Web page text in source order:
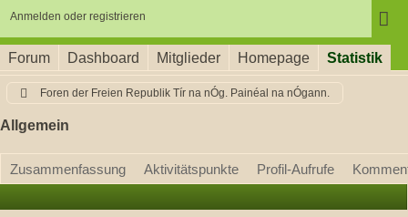
Anmelden oder registrieren
Forum Dashboard Mitglieder Homepage Statistik
Foren der Freien Republik Tír na nÓg. Painéal na nÓgann.
Allgemein
Zusammenfassung Aktivitätspunkte Profil-Aufrufe